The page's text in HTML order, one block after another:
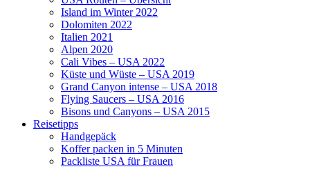
Island im Winter 2022
Dolomiten 2022
Italien 2021
Alpen 2020
Cali Vibes – USA 2022
Küste und Wüste – USA 2019
Grand Canyon intense – USA 2018
Flying Saucers – USA 2016
Bisons und Canyons – USA 2015
Reisetipps
Handgepäck
Koffer packen in 5 Minuten
Packliste USA für Frauen